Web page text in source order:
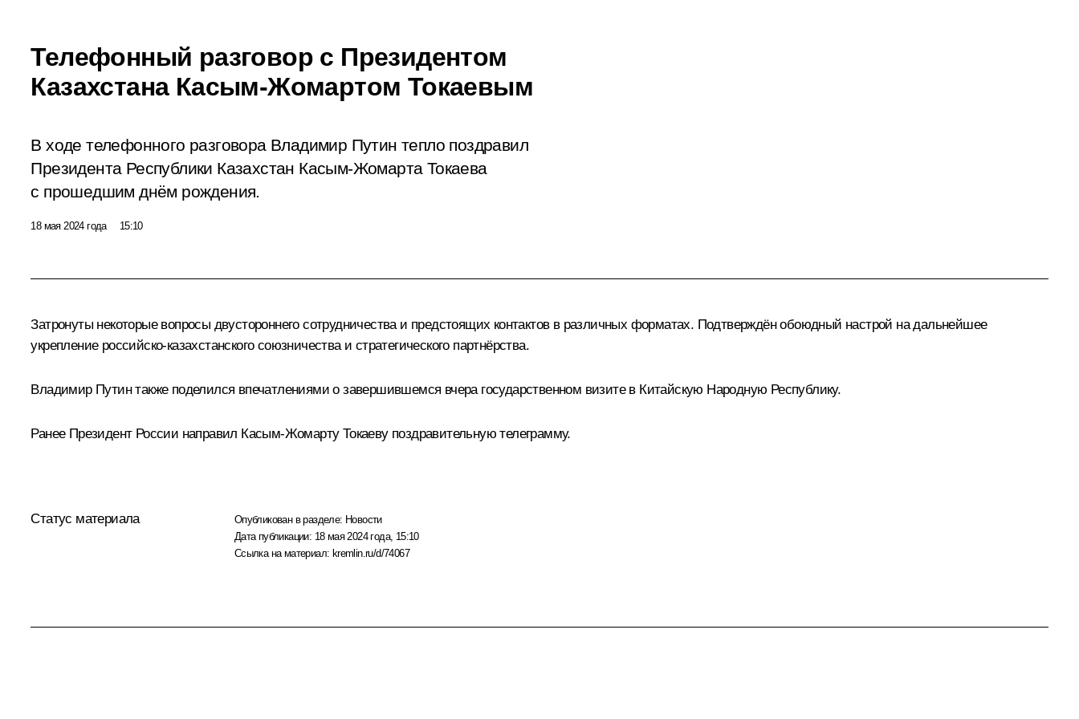
Телефонный разговор с Президентом
Казахстана Касым-Жомартом Токаевым
В ходе телефонного разговора Владимир Путин тепло поздравил
Президента Республики Казахстан Касым-Жомарта Токаева
с прошедшим днём рождения.
18 мая 2024 года 15:10
Затронуты некоторые вопросы двустороннего сотрудничества и предстоящих контактов в различных форматах. Подтверждён обоюдный настрой на дальнейшее
укрепление российско-казахстанского союзничества и стратегического партнёрства.
Владимир Путин также поделился впечатлениями о завершившемся вчера государственном визитев Китайскую Народную Республику.
Ранее Президент России направил Касым-Жомарту Токаевупоздравительную телеграмму.
Статус материала Опубликован в разделе: Новости
Дата публикации: 18 мая 2024 года, 15:10
Ссылка на материал: kremlin.ru/d/74067